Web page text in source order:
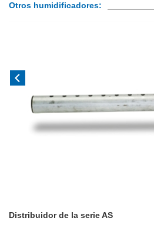
Otros humidificadores:
Distribuidor de la serie AS